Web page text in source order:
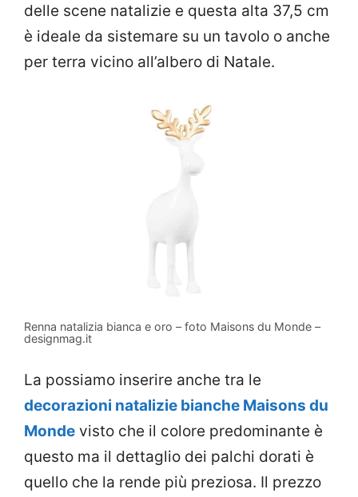
delle scene natalizie e questa alta 37,5 cm
è ideale da sistemare su un tavolo o anche
per terra vicino all’albero di Natale.
Renna natalizia bianca e oro – foto Maisons du Monde –
designmag.it
La possiamo inserire anche tra le
decorazioni natalizie bianche Maisons du
Monde visto che il colore predominante è
questo ma il dettaglio dei palchi dorati è
quello che la rende più preziosa. Il prezzo